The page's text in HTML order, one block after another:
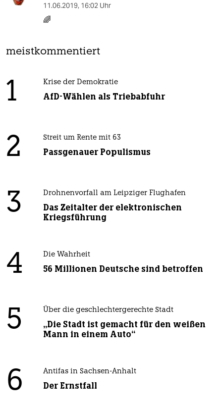
11.06.2019, 16:02 Uhr
🌈
meistkommentiert
1 Krise der Demokratie
AfD-Wählen als Triebabfuhr
2 Streit um Rente mit 63
Passgenauer Populismus
3 Drohnenvorfall am Leipziger Flughafen
Das Zeitalter der elektronischen
Kriegsführung
4 Die Wahrheit
56 Millionen Deutsche sind betroffen
5 Über die geschlechtergerechte Stadt
„Die Stadt ist gemacht für den weißen
Mann in einem Auto“
6 Antifas in Sachsen-Anhalt
Der Ernstfall